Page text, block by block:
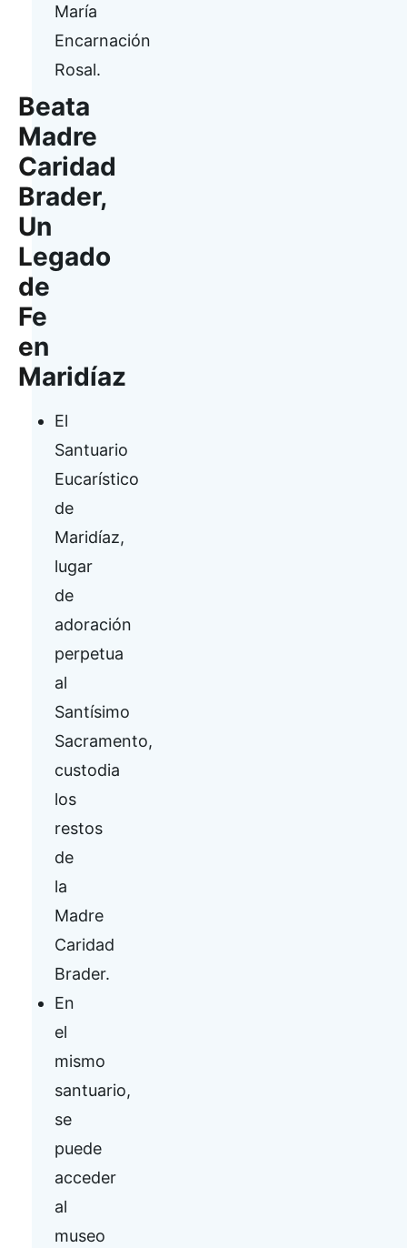
María
Encarnación
Rosal.
Beata
Madre
Caridad
Brader,
Un
Legado
de
Fe
en
Maridíaz
El
Santuario
Eucarístico
de
Maridíaz,
lugar
de
adoración
perpetua
al
Santísimo
Sacramento,
custodia
los
restos
de
la
Madre
Caridad
Brader.
En
el
mismo
santuario,
se
puede
acceder
al
museo